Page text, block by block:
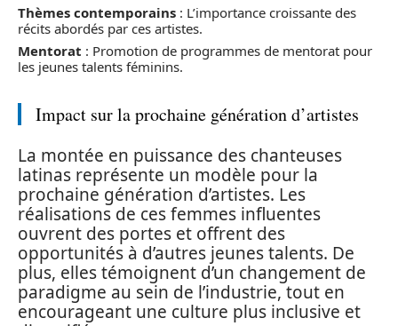
Thèmes contemporains : L’importance croissante des
récits abordés par ces artistes.
Mentorat : Promotion de programmes de mentorat pour
les jeunes talents féminins.
Impact sur la prochaine génération d’artistes
La montée en puissance des chanteuses
latinas représente un modèle pour la
prochaine génération d’artistes. Les
réalisations de ces femmes influentes
ouvrent des portes et offrent des
opportunités à d’autres jeunes talents. De
plus, elles témoignent d’un changement de
paradigme au sein de l’industrie, tout en
encourageant une culture plus inclusive et